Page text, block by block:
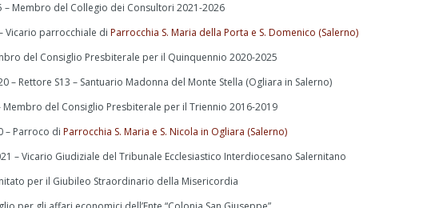
Membro del Collegio dei Consultori 2021-2026
Vicario parrocchiale di Parrocchia S. Maria della Porta e S. Domenico (Salerno)
del Consiglio Presbiterale per il Quinquennio 2020-2025
– Rettore S13 – Santuario Madonna del Monte Stella (Ogliara in Salerno)
del Consiglio Presbiterale per il Triennio 2016-2019
– Parroco di Parrocchia S. Maria e S. Nicola in Ogliara (Salerno)
– Vicario Giudiziale del Tribunale Ecclesiastico Interdiocesano Salernitano
per il Giubileo Straordinario della Misericordia